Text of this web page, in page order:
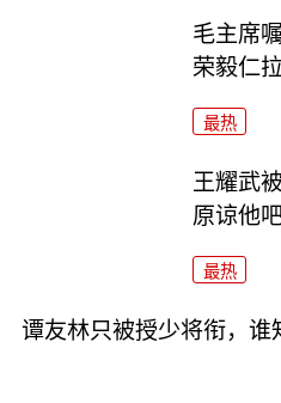
毛主席
荣毅仁
最热
王耀武
原谅他
最热
谭友林只被授少将衔，谁